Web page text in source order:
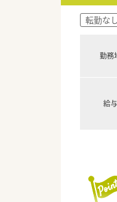
転勤な
勤務
給与